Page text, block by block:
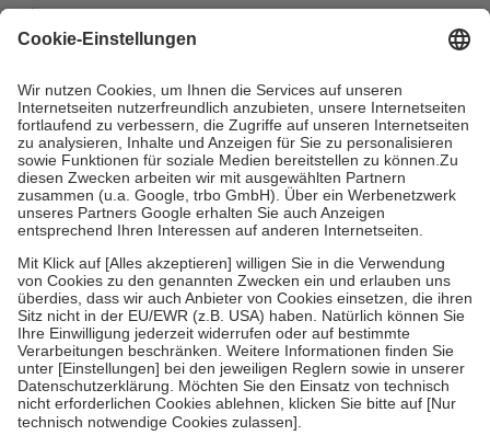
mit.
Grundsätzlich leisten Mitglieder Zuzahlungen in Höhe von zehn
höchstens zehn Euro.
Es sind jedoch nie mehr als die tatsächlichen
Kosten der Leistung zu entrichten.
Diese Regeln gelten grundsätzlich auch für Online-Apotheken.
Bei Heilmitteln und häuslicher Krankenpflege beträgt die
Zuzahlung zehn Prozent der Kosten sowie zehn Euro je
Verordnung.
Um das Engagement der Versicherten für ihre eigene Gesundheit zu
stärken und die besondere Stellung der Familie zu unterstützen,
fallenkeine Zuzahlungenan bei:
• Kindern und Jugendlichen bis zum vollendeten 18. Lebensjahr
mit Ausnahme der Fahrkosten
• Untersuchungen zur Vorsorge und Früherkennung, die von der
GKV getragen werden
• empfohlenen Schutzimpfungen
• Harn- und Blutteststreifen